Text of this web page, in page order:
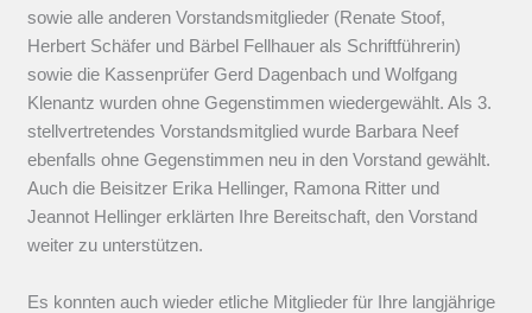
sowie alle anderen Vorstandsmitglieder (Renate Stoof,
Herbert Schäfer und Bärbel Fellhauer als Schriftführerin)
sowie die Kassenprüfer Gerd Dagenbach und Wolfgang
Klenantz wurden ohne Gegenstimmen wiedergewählt. Als 3.
stellvertretendes Vorstandsmitglied wurde Barbara Neef
ebenfalls ohne Gegenstimmen neu in den Vorstand gewählt.
Auch die Beisitzer Erika Hellinger, Ramona Ritter und
Jeannot Hellinger erklärten Ihre Bereitschaft, den Vorstand
weiter zu unterstützen.
Es konnten auch wieder etliche Mitglieder für Ihre langjährige